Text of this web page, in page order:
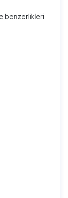
benzerlikleri